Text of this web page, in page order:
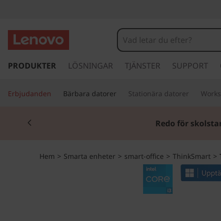
h
n
k
o
a
PRODUKTER LÖSNINGAR TJÄNSTER SUPPORT
Erbjudanden Bärbara datorer Stationära datorer
Redo för
Hem > Smarta enheter > smart-office > ThinkSmart >